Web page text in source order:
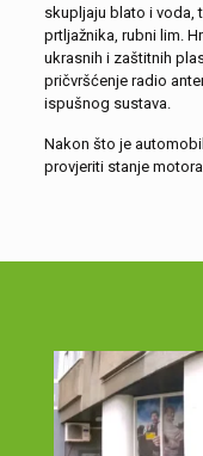
skupljaju blato i voda,
prtljažnika, rubni lim.
ukrasnih i zaštitnih
pričvršćenje radio
ispušnog sustava.
Nakon što je
provjeriti stanje motora